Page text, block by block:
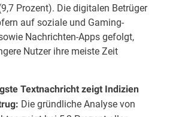
Prozent). Die digitalen Betrüger
auf soziale und Gaming-
Nachrichten-Apps gefolgt,
Nutzer ihre meiste Zeit
Textnachricht zeigt Indizien
Die gründliche Analyse von